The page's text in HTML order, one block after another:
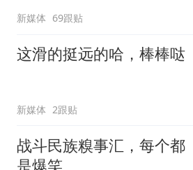
新媒体 69跟贴
这滑的挺远的哈，棒棒哒
新媒体 2跟贴
战斗民族糗事汇，每个都
是爆笑